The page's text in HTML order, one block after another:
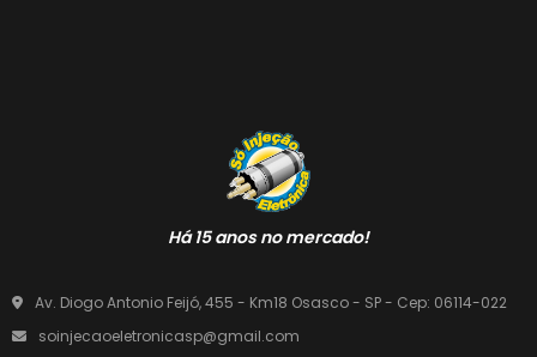
Há 15 anos no mercado!
Av. Diogo Antonio Feijó, 455 - Km18 Osasco - SP - Cep: 06114-022
soinjecaoeletronicasp@gmail.com